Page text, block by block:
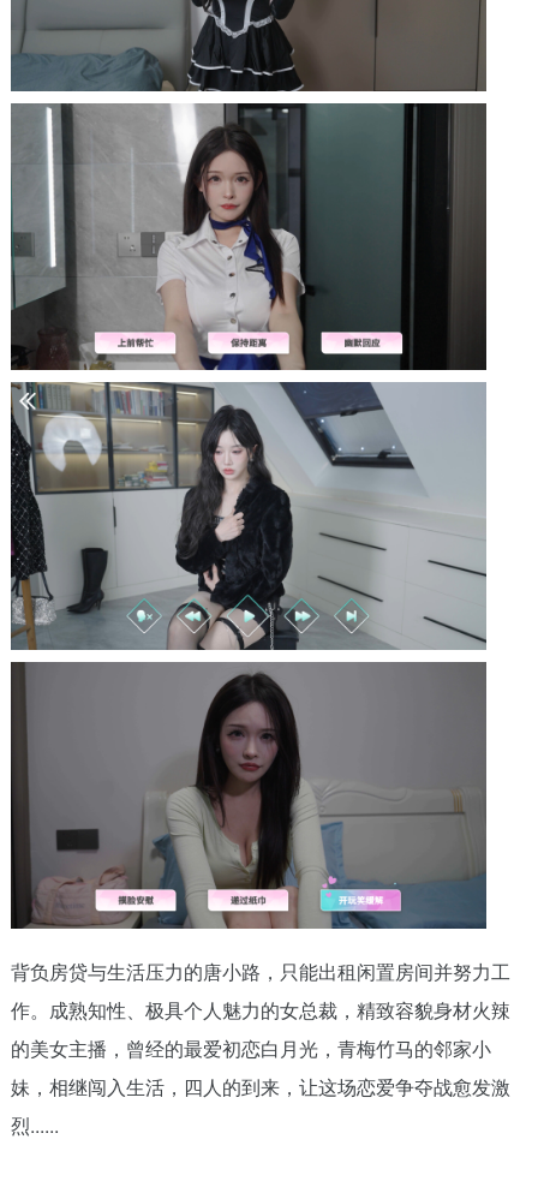
背负房贷与生活压力的唐小路，只能出租闲置房间并努力工
作。成熟知性、极具个人魅力的女总裁，精致容貌身材火辣
的美女主播，曾经的最爱初恋白月光，青梅竹马的邻家小
妹，相继闯入生活，四人的到来，让这场恋爱争夺战愈发激
烈......